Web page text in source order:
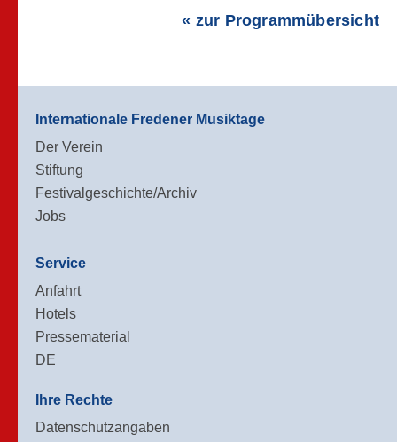
« zur Programmübersicht
Internationale Fredener Musiktage
Der Verein
Stiftung
Festivalgeschichte/Archiv
Jobs
Service
Anfahrt
Hotels
Pressematerial
DE
Ihre Rechte
Datenschutzangaben